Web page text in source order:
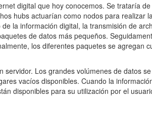
digital que hoy conocemos. Se trataría de
hubs actuarían como nodos para realizar
la información digital, la transmisión de
de datos más pequeños.
los diferentes paquetes se agregan
Los grandes volúmenes de datos
vacíos disponibles. Cuando la
disponibles para su utilización por el